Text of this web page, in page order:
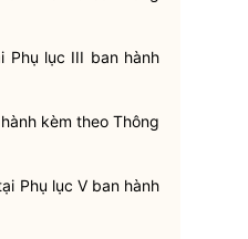
Phụ lục III ban hành
kèm theo Thông
Phụ lục V ban hành